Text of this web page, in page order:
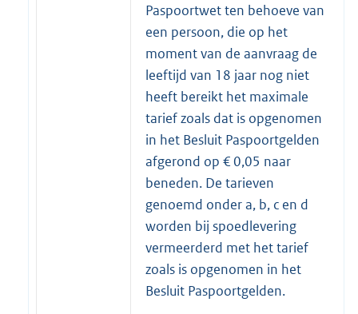
Paspoortwet ten behoeve van
een persoon, die op het
moment van de aanvraag de
leeftijd van 18 jaar nog niet
heeft bereikt het maximale
tarief zoals dat is opgenomen
in het Besluit Paspoortgelden
afgerond op € 0,05 naar
beneden. De tarieven
genoemd onder a, b, c en d
worden bij spoedlevering
vermeerderd met het tarief
zoals is opgenomen in het
Besluit Paspoortgelden.